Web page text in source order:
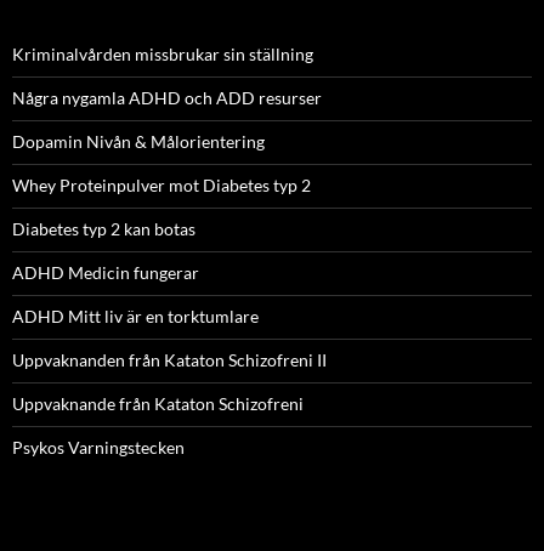
Kriminalvården missbrukar sin ställning
Några nygamla ADHD och ADD resurser
Dopamin Nivån & Målorientering
Whey Proteinpulver mot Diabetes typ 2
Diabetes typ 2 kan botas
ADHD Medicin fungerar
ADHD Mitt liv är en torktumlare
Uppvaknanden från Kataton Schizofreni II
Uppvaknande från Kataton Schizofreni
Psykos Varningstecken